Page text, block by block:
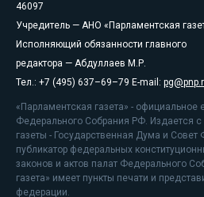
46097
Учредитель — АНО «Парламентская
Исполняющий обязанности главного
редактора — Абдуллаев М.Р.
Тел.: +7 (495) 637–69–79 E-mail:
«Парламентская газета» -
Федерального Собрания РФ. Издается с
газеты - Государственная Дума и
публикатор федеральных
законов и актов палат Федерального
газета» имеет пункты печати и
федерации.